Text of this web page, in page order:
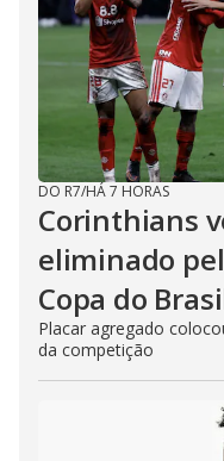
DO R7/HÁ 7 HORAS
Corinthians
eliminado
Copa do
Placar agregado
da competição